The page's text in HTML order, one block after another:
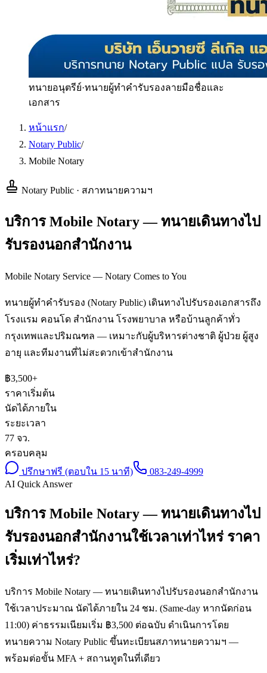
ทนายอนุตรีย์·ทนายผู้ทำคำรับรองลายมือชื่อและ
เอกสาร
หน้าแรก/
Notary Public/
Mobile Notary
Notary Public · สภาทนายความฯ
บริการ Mobile Notary — ทนายเดินทางไป
รับรองนอกสำนักงาน
Mobile Notary Service — Notary Comes to You
ทนายผู้ทำคำรับรอง (Notary Public) เดินทางไปรับรองเอกสารถึง
โรงแรม คอนโด สำนักงาน โรงพยาบาล หรือบ้านลูกค้าทั่ว
กรุงเทพและปริมณฑล — เหมาะกับผู้บริหารต่างชาติ ผู้ป่วย ผู้สูง
อายุ และทีมงานที่ไม่สะดวกเข้าสำนักงาน
฿3,500+
ราคาเริ่มต้น
นัดได้ภายใน
ระยะเวลา
77 จว.
ครอบคลุม
ปรึกษาฟรี (ตอบใน 15 นาที)
083-249-4999
AI Quick Answer
บริการ Mobile Notary — ทนายเดินทางไป
รับรองนอกสำนักงานใช้เวลาเท่าไหร่ ราคา
เริ่มเท่าไหร่?
บริการ Mobile Notary — ทนายเดินทางไปรับรองนอกสำนักงาน
ใช้เวลาประมาณ นัดได้ภายใน 24 ชม. (Same-day หากนัดก่อน
11:00) ค่าธรรมเนียมเริ่ม ฿3,500 ต่อฉบับ ดำเนินการโดย
ทนายความ Notary Public ขึ้นทะเบียนสภาทนายความฯ —
พร้อมต่อขั้น MFA + สถานทูตในที่เดียว